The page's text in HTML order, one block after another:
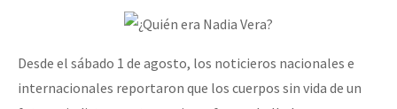
ETIQUETAS
MULTIMEDIA
Desde el sábado 1 de agosto, los noticieros nacionales e
internacionales reportaron que los cuerpos sin vida de un